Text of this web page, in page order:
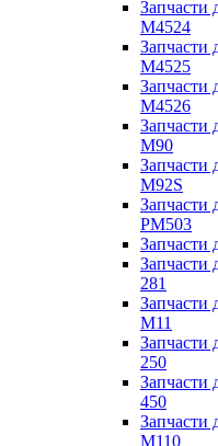
Запчасти
M4524
Запчасти
M4525
Запчасти
M4526
Запчасти
M90
Запчасти
M92S
Запчасти
PM503
Запчасти
Запчасти
281
Запчасти
M11
Запчасти
250
Запчасти
450
Запчасти
M110